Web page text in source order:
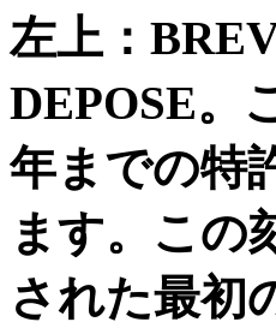
左上：
DEPOSE。
年までの特
ます。この
された最初